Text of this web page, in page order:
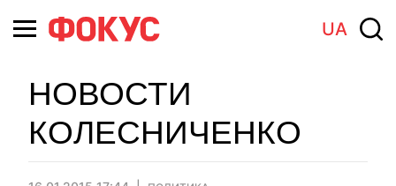
UA
НОВОСТИ
КОЛЕСНИЧЕНКО